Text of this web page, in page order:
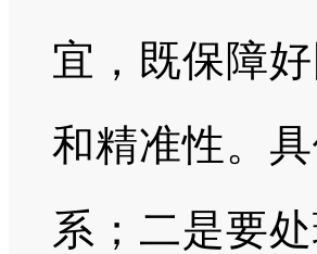
宜，既保障
和精准性。
系；二是要